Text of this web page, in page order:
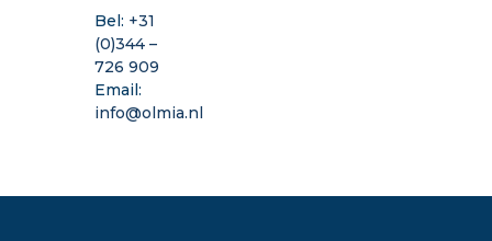
Bel: +31
(0)344 –
726 909
Email:
info@olmia.nl